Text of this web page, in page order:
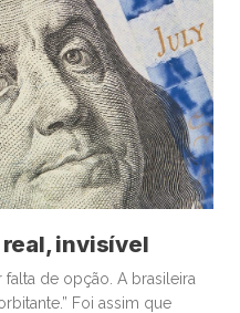
real, invisível
de opção. A brasileira
Foi assim que